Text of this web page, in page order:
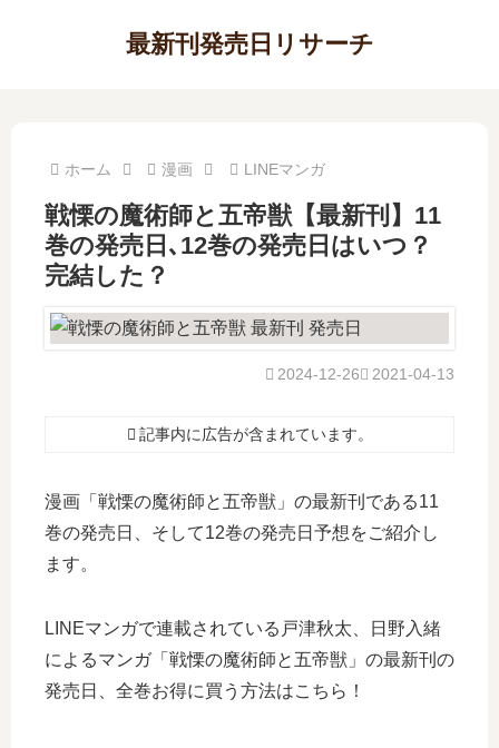
最新刊発売日リサーチ
ホーム 漫画 LINEマンガ
戦慄の魔術師と五帝獣【最新刊】11
巻の発売日､12巻の発売日はいつ？
完結した？
2021-04-13
2024-12-26
記事内に広告が含まれています。
漫画「戦慄の魔術師と五帝獣」の最新刊である11
巻の発売日、そして12巻の発売日予想をご紹介し
ます。
LINEマンガで連載されている戸津秋太、日野入緒
によるマンガ「戦慄の魔術師と五帝獣」の最新刊の
発売日、全巻お得に買う方法はこちら！